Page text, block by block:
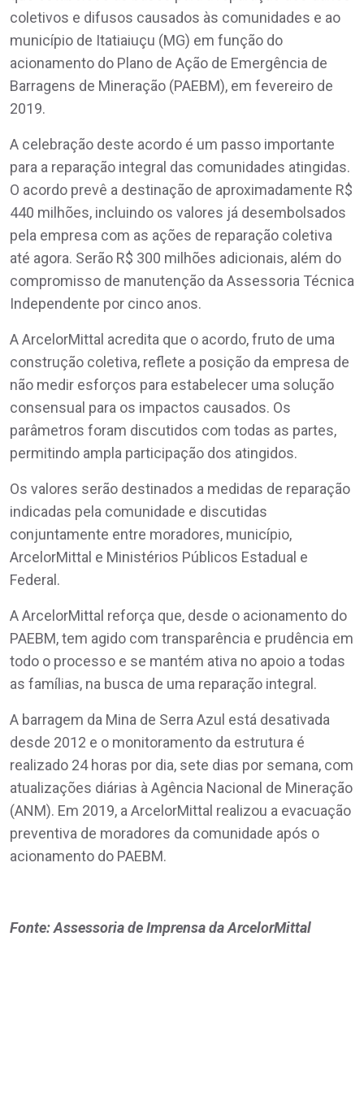
coletivos e difusos causados às comunidades e ao
município de Itatiaiuçu (MG) em função do
acionamento do Plano de Ação de Emergência de
Barragens de Mineração (PAEBM), em fevereiro de
2019.
A celebração deste acordo é um passo importante
para a reparação integral das comunidades atingidas.
O acordo prevê a destinação de aproximadamente R$
440 milhões, incluindo os valores já desembolsados
pela empresa com as ações de reparação coletiva
até agora. Serão R$ 300 milhões adicionais, além do
compromisso de manutenção da Assessoria Técnica
Independente por cinco anos.
A ArcelorMittal acredita que o acordo, fruto de uma
construção coletiva, reflete a posição da empresa de
não medir esforços para estabelecer uma solução
consensual para os impactos causados. Os
parâmetros foram discutidos com todas as partes,
permitindo ampla participação dos atingidos.
Os valores serão destinados a medidas de reparação
indicadas pela comunidade e discutidas
conjuntamente entre moradores, município,
ArcelorMittal e Ministérios Públicos Estadual e
Federal.
A ArcelorMittal reforça que, desde o acionamento do
PAEBM, tem agido com transparência e prudência em
todo o processo e se mantém ativa no apoio a todas
as famílias, na busca de uma reparação integral.
A barragem da Mina de Serra Azul está desativada
desde 2012 e o monitoramento da estrutura é
realizado 24 horas por dia, sete dias por semana, com
atualizações diárias à Agência Nacional de Mineração
(ANM). Em 2019, a ArcelorMittal realizou a evacuação
preventiva de moradores da comunidade após o
acionamento do PAEBM.
Fonte: Assessoria de Imprensa da ArcelorMittal